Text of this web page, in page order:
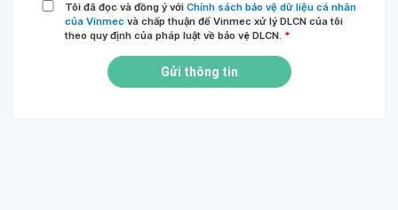
Tôi đã đọc và đồng ý với Chính sách bảo vệ dữ liệu cá nhân
của Vinmec và chấp thuận để Vinmec xử lý DLCN của tôi
theo quy định của pháp luật về bảo vệ DLCN. *
Gửi thông tin